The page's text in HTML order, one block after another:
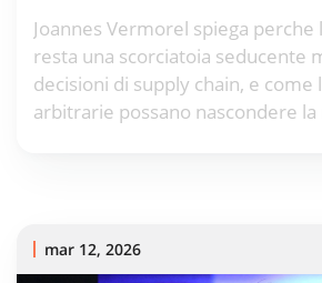
Joannes Vermorel spiega perche
resta una scorciatoia seducente
decisioni di supply chain, e come
arbitrarie possano nascondere la
mar 12, 2026